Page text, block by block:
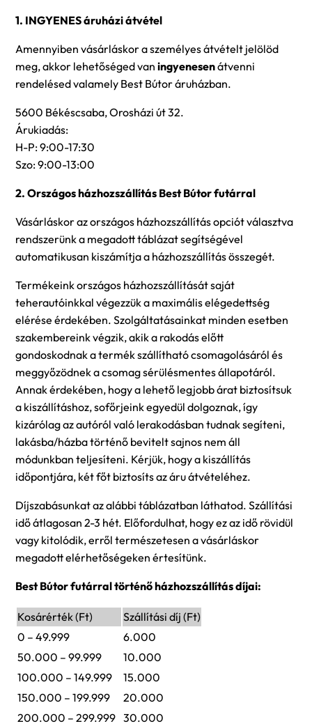
1. INGYENES áruházi átvétel
Amennyiben vásárláskor a személyes átvételt jelölöd
meg, akkor lehetőséged van ingyenesenátvenni
rendelésed valamely Best Bútor áruházban.
5600 Békéscsaba, Orosházi út 32.
Árukiadás:
H-P: 9:00-17:30
Szo: 9:00-13:00
2. Országos házhozszállítás Best Bútor futárral
Vásárláskor az országos házhozszállítás opciót választva
rendszerünk a megadott táblázat segítségével
automatikusan kiszámítja a házhozszállítás összegét.
Termékeink országos házhozszállítását saját
teherautóinkkal végezzük a maximális elégedettség
elérése érdekében. Szolgáltatásainkat minden esetben
szakembereink végzik, akik a rakodás előtt
gondoskodnak a termék szállítható csomagolásáról és
meggyőzödnek a csomag sérülésmentes állapotáról.
Annak érdekében, hogy a lehető legjobb árat biztosítsuk
a kiszállításhoz, sofőrjeink egyedül dolgoznak, így
kizárólag az autóról való lerakodásban tudnak segíteni,
lakásba/házba történő bevitelt sajnos nem áll
módunkban teljesíteni. Kérjük, hogy a kiszállítás
időpontjára, két főt biztosíts az áru átvételéhez.
Díjszabásunkat az alábbi táblázatban láthatod. Szállítási
idő átlagosan 2-3 hét. Előfordulhat, hogy ez az idő rövidül
vagy kitolódik, erről természetesen a vásárláskor
megadott elérhetőségeken értesítünk.
Best Bútor futárral történő házhozszállítás díjai:
Kosárérték (Ft)
Szállítási díj (Ft)
0 – 49.999
6.000
50.000 – 99.999
10.000
100.000 – 149.999
15.000
150.000 – 199.999
20.000
200.000 – 299.999 30.000